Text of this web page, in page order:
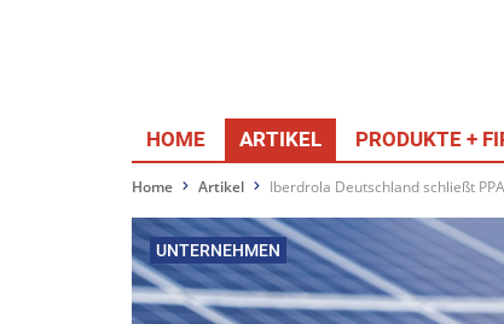
HOME ARTIKEL PRODUKTE +
Home Artikel Iberdrola Deutschland schließt
UNTERNEHMEN